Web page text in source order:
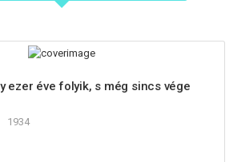
ezer éve folyik, s még sincs vége
1934